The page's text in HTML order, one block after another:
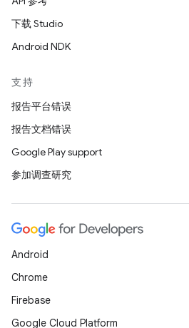
下载 Studio
Android NDK
支持
报告平台错误
报告文档错误
Google Play support
参加调查研究
Android
Chrome
Firebase
Google Cloud Platform